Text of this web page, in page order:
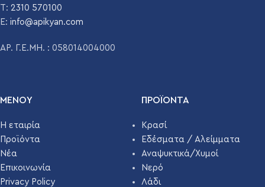
T: 2310 570100
E: info@apikyan.com
ΑΡ. Γ.Ε.ΜΗ. : 058014004000
ΜΕΝΟΥ
Η εταιρία
Προϊόντα
Νέα
Επικοινωνία
Privacy Policy
ΠΡΟΪΌΝΤΑ
Κρασί
Εδέσματα / Αλείμματα
Αναψυκτικά/Χυμοί
Νερό
Λάδι